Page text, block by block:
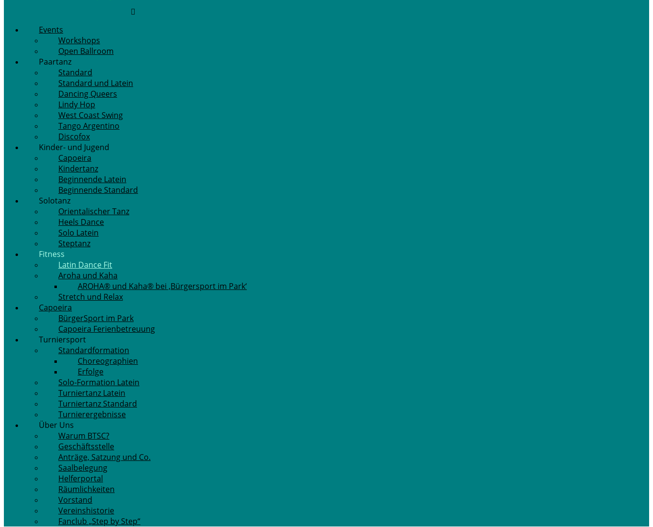
Events
Workshops
Open Ballroom
Paartanz
Standard
Standard und Latein
Dancing Queers
Lindy Hop
West Coast Swing
Tango Argentino
Discofox
Kinder- und Jugend
Capoeira
Kindertanz
Beginnende Latein
Beginnende Standard
Solotanz
Orientalischer Tanz
Heels Dance
Solo Latein
Steptanz
Fitness
Latin Dance Fit
Aroha und Kaha
AROHA® und Kaha® bei ‚Bürgersport im Park‘
Stretch und Relax
Capoeira
BürgerSport im Park
Capoeira Ferienbetreuung
Turniersport
Standardformation
Choreographien
Erfolge
Solo-Formation Latein
Turniertanz Latein
Turniertanz Standard
Turnierergebnisse
Über Uns
Warum BTSC?
Geschäftsstelle
Anträge, Satzung und Co.
Saalbelegung
Helferportal
Räumlichkeiten
Vorstand
Vereinshistorie
Fanclub „Step by Step“